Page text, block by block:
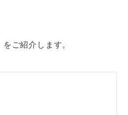
をご紹介します。